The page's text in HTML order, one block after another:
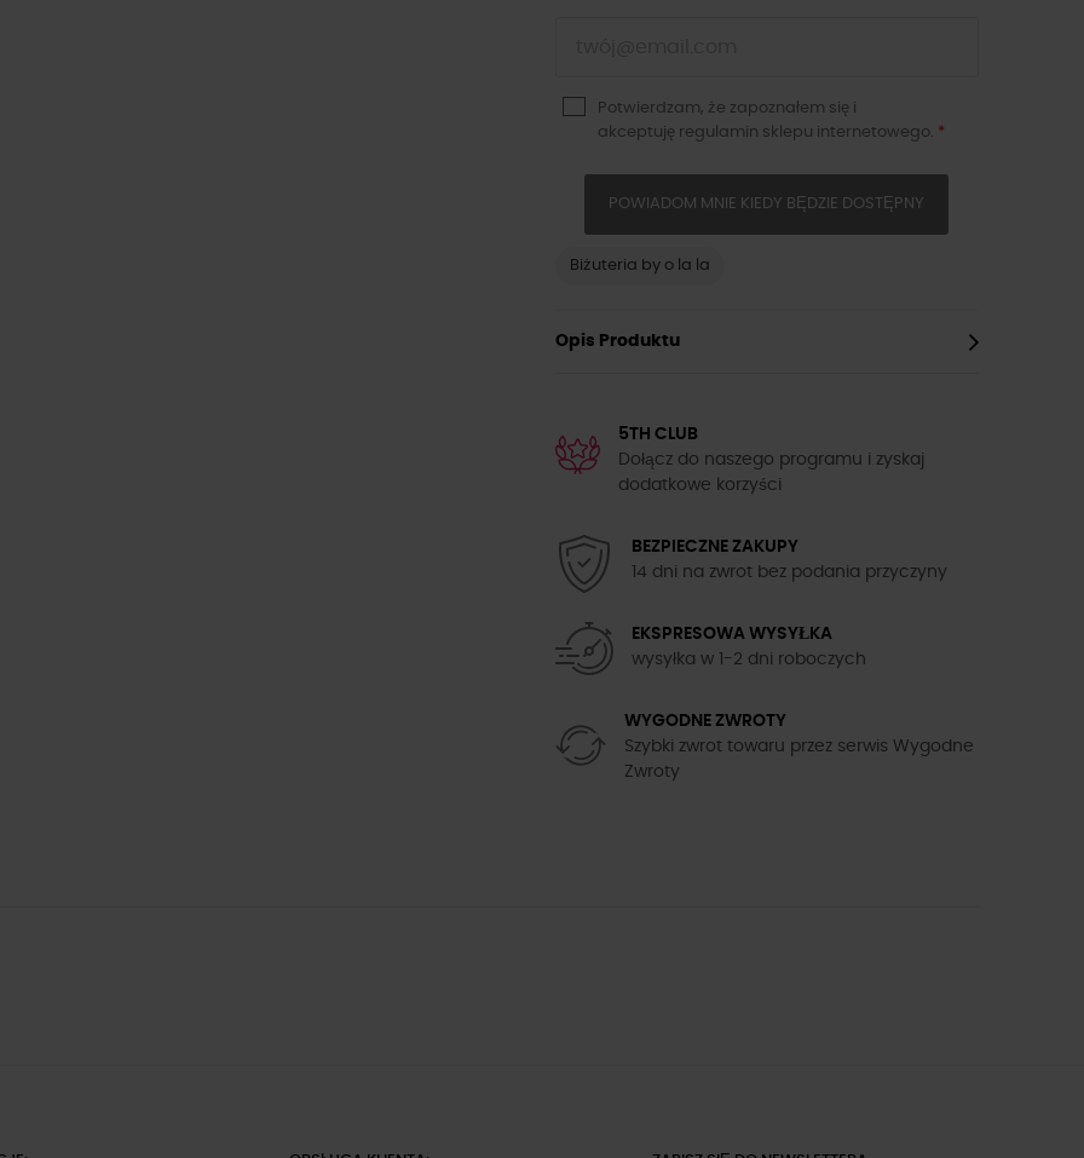
Potwierdzam, że zapoznałem się i
akceptuję regulamin sklepu internetowego. *
POWIADOM MNIE KIEDY BĘDZIE DOSTĘPNY
Biżuteria by o la la
Opis Produktu
5TH CLUB
Dołącz do naszego programu i zyskaj
dodatkowe korzyści
BEZPIECZNE ZAKUPY
14 dni na zwrot bez podania przyczyny
EKSPRESOWA WYSYŁKA
wysyłka w 1-2 dni roboczych
WYGODNE ZWROTY
Szybki zwrot towaru przez serwis Wygodne
Zwroty